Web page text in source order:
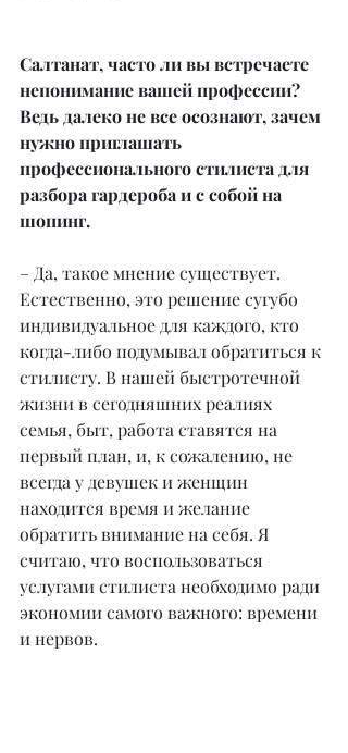
Салтанат, часто ли вы встречаете
непонимание вашей профессии?
Ведь далеко не все осознают, зачем
нужно приглашать
профессионального стилиста для
разбора гардероба и с собой на
шопинг.
– Да, такое мнение существует.
Естественно, это решение сугубо
индивидуальное для каждого, кто
когда-либо подумывал обратиться к
стилисту. В нашей быстротечной
жизни в сегодняшних реалиях
семья, быт, работа ставятся на
первый план, и, к сожалению, не
всегда у девушек и женщин
находится время и желание
обратить внимание на себя. Я
считаю, что воспользоваться
услугами стилиста необходимо ради
экономии самого важного: времени
и нервов.